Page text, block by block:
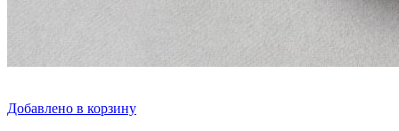
Добавлено в корзину